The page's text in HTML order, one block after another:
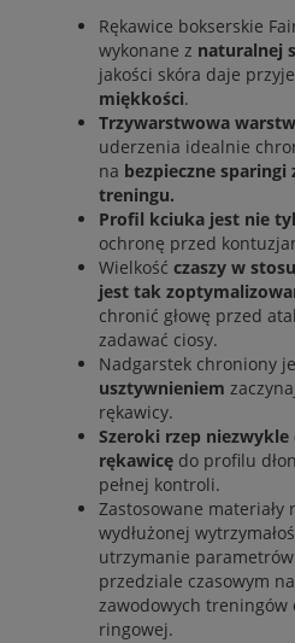
Rękawice bokserskie
wykonane z naturalnej
jakości skóra daje
miękkości.
Trzywarstwowa
uderzenia idealnie
na bezpieczne
treningu.
Profil kciuka jest nie
ochronę przed
Wielkość czaszy w
jest tak
chronić głowę przed
zadawać ciosy.
Nadgarstek chroniony
usztywnieniem
rękawicy.
Szeroki rzep
rękawicę do profilu
pełnej kontroli.
Zastosowane materiały
wydłużonej
utrzymanie
przedziale czasowym
zawodowych treningów
ringowej.